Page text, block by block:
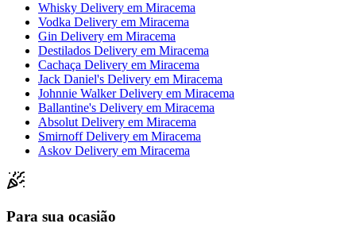
Whisky Delivery em Miracema
Vodka Delivery em Miracema
Gin Delivery em Miracema
Destilados Delivery em Miracema
Cachaça Delivery em Miracema
Jack Daniel's Delivery em Miracema
Johnnie Walker Delivery em Miracema
Ballantine's Delivery em Miracema
Absolut Delivery em Miracema
Smirnoff Delivery em Miracema
Askov Delivery em Miracema
Para sua ocasião